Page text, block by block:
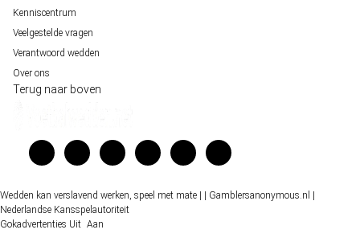
Kenniscentrum
Veelgestelde vragen
Verantwoord wedden
Over ons
Terug naar boven
Wedden kan verslavend werken, speel met mate | | Gamblersanonymous.nl
Nederlandse Kansspelautoriteit
Gokadvertenties Uit Aan